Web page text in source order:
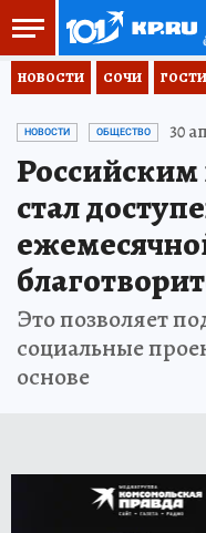
НОВОСТИ СОЧИ
НОВОСТИ ОБЩЕСТВО 30
Российским
стал
Это позволяет
социальные
основе